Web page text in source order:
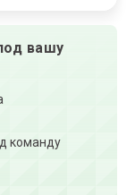
вашу
команду